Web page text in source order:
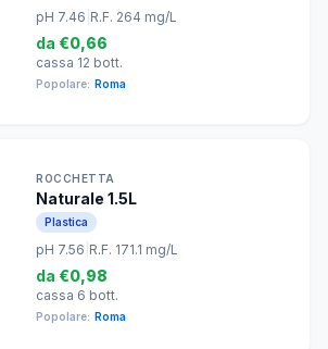
pH 7.46 R.F. 264 mg/L
da €0,66
cassa 12 bott.
Popolare: Roma
ROCCHETTA
Naturale 1.5L
Plastica
pH 7.56 R.F. 171.1 mg/L
da €0,98
cassa 6 bott.
Popolare: Roma